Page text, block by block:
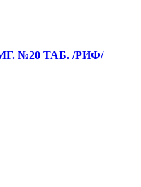
№20 ТАБ. /РИФ/